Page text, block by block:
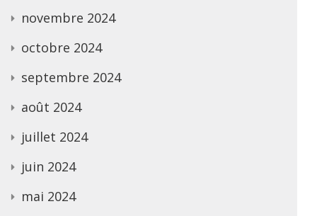
novembre 2024
octobre 2024
septembre 2024
août 2024
juillet 2024
juin 2024
mai 2024